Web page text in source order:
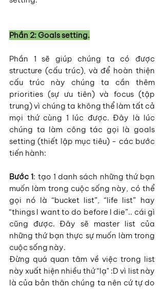
Phần 2: Goals setting.
Phần 1 sẽ giúp chúng ta có được
structure (cấu trúc), và để hoàn thiện
cấu trúc này chúng ta cần thêm
priorities (sự ưu tiên) và focus (tập
trung) vì chúng ta không thể làm tất cả
mọi thứ cùng 1 lúc được. Đây là lúc
chúng ta làm công tác gọi là goals
setting (thiết lập mục tiêu) - các bước
tiến hành:
Bước 1: tạo 1 danh sách những thứ bạn
muốn làm trong cuộc sống này, có thể
gọi nó là “bucket list”, “life list” hay
“things I want to do before I die”.. cái gì
cũng được. Đây sẽ master list của
những thứ bạn thực sự muốn làm trong
cuộc sống này.
Đừng quá quan tâm về việc trong list
này xuất hiện nhiều thứ “lạ" :D vì list này
là của bản thân chúng ta nên cứ tự do